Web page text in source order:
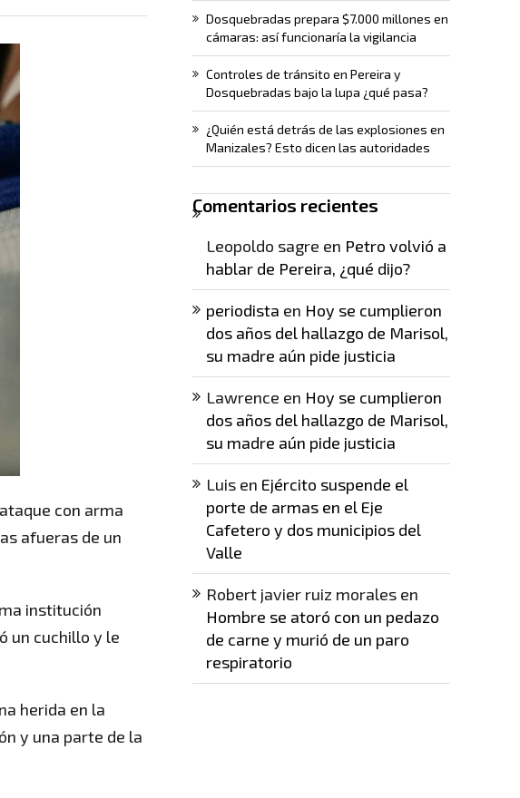
con arma
afueras de un
institución
un cuchillo y le
herida en la
y una parte de la
Dosquebradas prepara $7.000 millones en
cámaras: así funcionaría la vigilancia
Controles de tránsito en Pereira y
Dosquebradas bajo la lupa ¿qué pasa?
¿Quién está detrás de las explosiones en
Manizales? Esto dicen las autoridades
Comentarios recientes
Leopoldo sagre en Petro volvió a
hablar de Pereira, ¿qué dijo?
periodista en Hoy se cumplieron
dos años del hallazgo de Marisol,
su madre aún pide justicia
Lawrence en Hoy se cumplieron
dos años del hallazgo de Marisol,
su madre aún pide justicia
Luisen Ejército suspende el
porte de armas en el Eje
Cafetero y dos municipios del
Valle
Robert javier ruiz moralesen
Hombre se atoró con un pedazo
de carne y murió de un paro
respiratorio